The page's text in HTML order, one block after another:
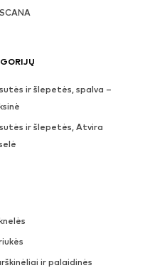
ir palaidinės
ir šlepetės, spalva –
ir šlepetės, Atvira